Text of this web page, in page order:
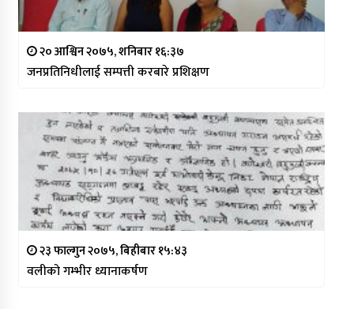
२० आश्विन २०७५, शनिबार १६:३७
जनप्रतिनिधीलाई सम्पत्ती करबारे प्रशिक्षण
२३ फाल्गुन २०७५, बिहीबार १५:४३
वलीको गम्भीर ध्यानाकर्षण